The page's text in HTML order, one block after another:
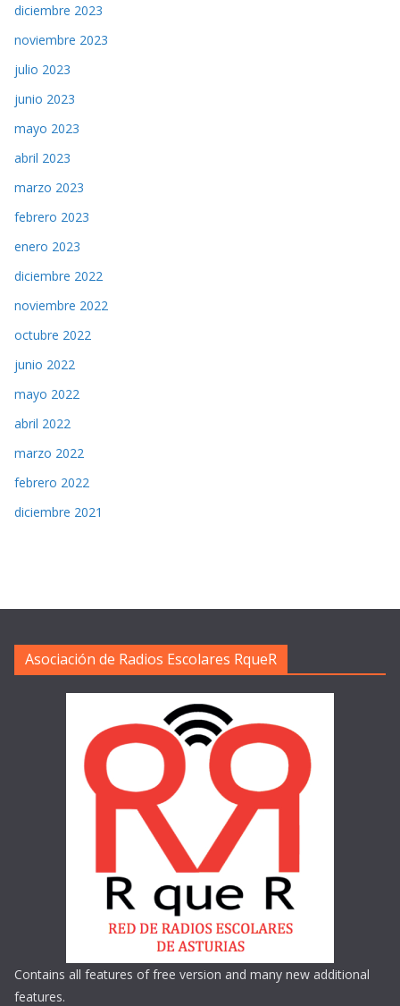
diciembre 2023
noviembre 2023
julio 2023
junio 2023
mayo 2023
abril 2023
marzo 2023
febrero 2023
enero 2023
diciembre 2022
noviembre 2022
octubre 2022
junio 2022
mayo 2022
abril 2022
marzo 2022
febrero 2022
diciembre 2021
Asociación de Radios Escolares RqueR
Contains all features of free version and many new additional
features.